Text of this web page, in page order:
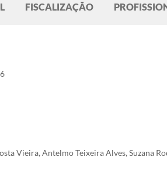
FISCALIZAÇÃO
Vieira, Antelmo Teixeira Alves, Suzana